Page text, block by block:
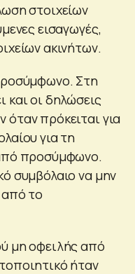
στοιχείων
εισαγωγές,
ακινήτων.
Στη
και οι δηλώσεις
πρόκειται για
για τη
προσύμφωνο.
συμβόλαιο να μην
το
μη οφειλής από
ήταν